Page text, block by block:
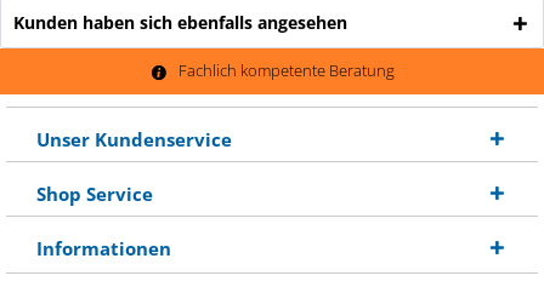
Kunden haben sich ebenfalls angesehen
Fachlich kompetente Beratung
Unser Kundenservice
Shop Service
Informationen